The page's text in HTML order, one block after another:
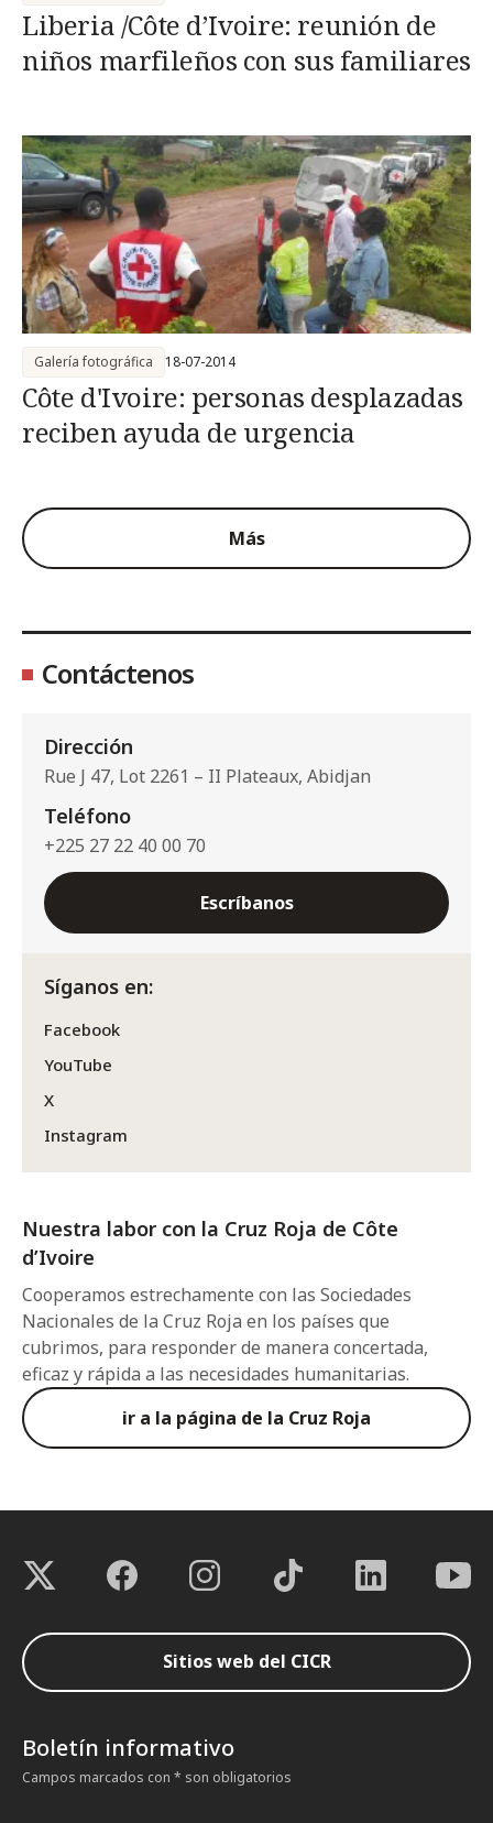
Liberia /Côte d’Ivoire: reunión de
niños marfileños con sus familiares
Côte d'Ivoire: personas desplazadas
reciben ayuda de urgencia
Galería fotográfica 18-07-2014
Más
Contáctenos
Dirección
Rue J 47, Lot 2261 – II Plateaux, Abidjan
Teléfono
+225 27 22 40 00 70
Escríbanos
Síganos en:
Facebook
YouTube
X
Instagram
Nuestra labor con la Cruz Roja de Côte
d’Ivoire
Cooperamos estrechamente con las Sociedades
Nacionales de la Cruz Roja en los países que
cubrimos, para responder de manera concertada,
eficaz y rápida a las necesidades humanitarias.
ir a la página de la Cruz Roja
Sitios web del CICR
Boletín informativo
Campos marcados con * son obligatorios